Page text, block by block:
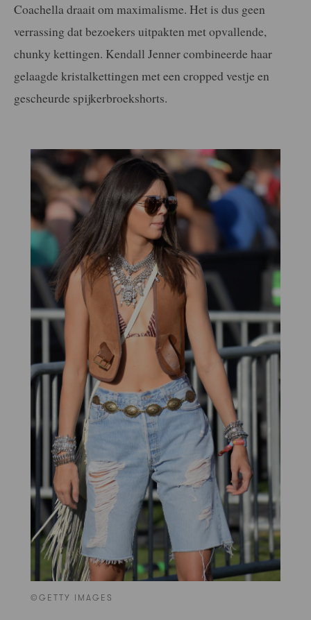
Coachella draait om maximalisme. Het is dus geen
verrassing dat bezoekers uitpakten met opvallende,
chunky kettingen. Kendall Jenner combineerde haar
gelaagde kristalkettingen met een cropped vestje en
gescheurde spijkerbroekshorts.
©GETTY IMAGES